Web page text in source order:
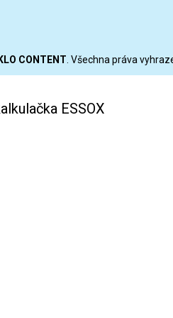
CONTENT. Všechna práva
ESSOX